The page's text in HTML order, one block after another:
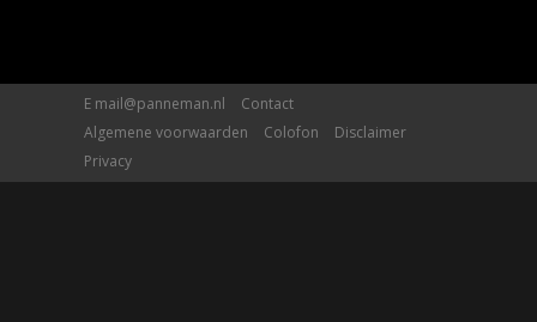
E mail@panneman.nl
Contact
Algemene voorwaarden
Colofon
Disclaimer
Privacy